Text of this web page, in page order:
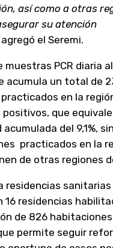
así como a otras
su atención
agregó el Seremi.
muestras PCR diaria
acumula un total de
en la
que
del 9,1%,
practicados en la
de otras regiones
residencias sanitarias
16 residencias
de 826 habitaciones
permite seguir